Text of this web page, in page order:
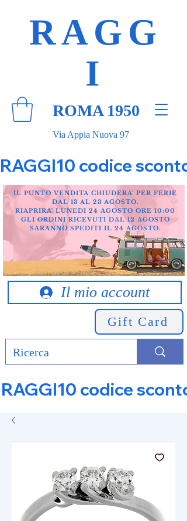
Via Appia Nuova 97
RAGG
I
ROMA 1950
RAGGI10 codice
Il mio account
Gift Card
IL PUNTO VENDITA CHIUDERA' PER FERIE
DAL 13 AL 23 AGOSTO.
RIAPRIRA' LUNEDI 24 AGOSTO ORE 10:00
GLI ORDINI RICEVUTI DAL 12 AGOSTO
SARANNO SPEDITI IL 24 AGOSTO.
RAGGI10 codice